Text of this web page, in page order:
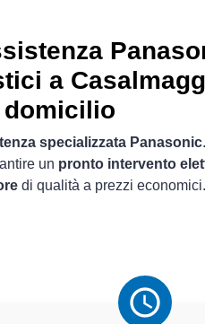
a
domicilio
specializzata Panasonic
un pronto intervento
di qualità a prezzi economici.